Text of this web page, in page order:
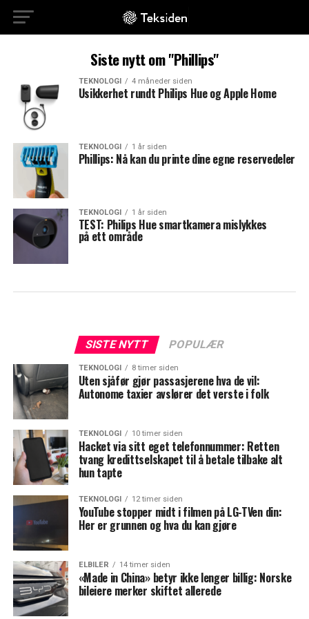
Siste nytt om "Phillips"
TEKNOLOGI 4 måneder siden
Usikkerhet rundt Philips Hue og Apple Home
TEKNOLOGI 1 år siden
Phillips: Nå kan du printe dine egne reservedeler
TEKNOLOGI 1 år siden
TEST: Philips Hue smartkamera mislykkes
på ett område
SISTE NYTT POPULÆR
TEKNOLOGI 8 timer siden
Uten sjåfør gjør passasjerene hva de vil:
Autonome taxier avslører det verste i folk
TEKNOLOGI 10 timer siden
Hacket via sitt eget telefonnummer: Retten
tvang kredittselskapet til å betale tilbake alt
hun tapte
TEKNOLOGI 12 timer siden
YouTube stopper midt i filmen på LG-TVen din:
Her er grunnen og hva du kan gjøre
ELBILER 14 timer siden
«Made in China» betyr ikke lenger billig: Norske
bileiere merker skiftet allerede